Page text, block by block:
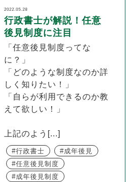
2022.05.28
行政書士が解説！任意
後見制度に注目
「任意後見制度ってな
に？」
「どのような制度なのか詳
しく知りたい！」
「自らが利用できるのか教
えて欲しい！」
上記のよう[...]
行政書士
成年後見
任意後見制度
成年後見制度